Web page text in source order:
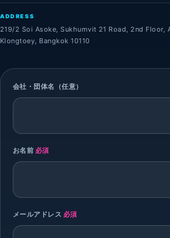
ADDRESS
219/2 Soi Asoke, Sukhumvit 21 Road, 2nd Floor,
Klongtoey, Bangkok 10110
会社・団体名（任意）
お名前 必須
メールアドレス 必須